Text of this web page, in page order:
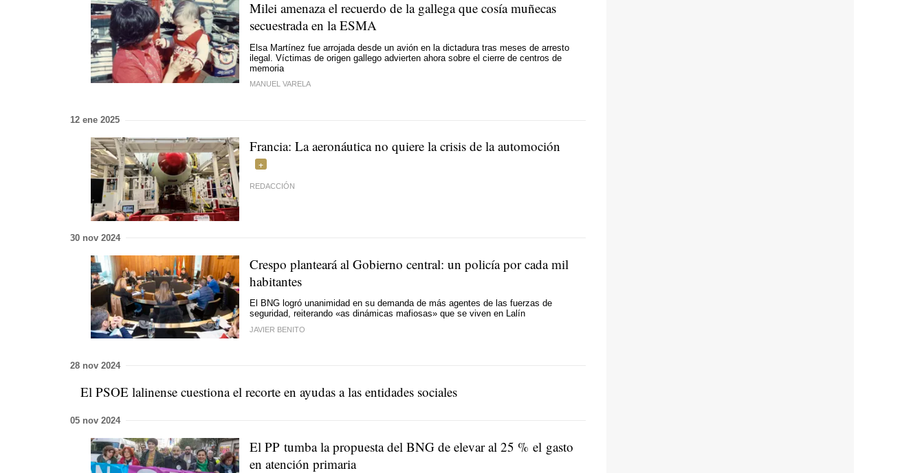
Milei amenaza el recuerdo de la gallega que cosía muñecas
secuestrada en la ESMA
Elsa Martínez fue arrojada desde un avión en la dictadura tras meses de arresto
ilegal. Víctimas de origen gallego advierten ahora sobre el cierre de centros de
memoria
MANUEL VARELA
12 ene 2025
Francia: La aeronáutica no quiere la crisis de la automoción
REDACCIÓN
30 nov 2024
Crespo planteará al Gobierno central: un policía por cada mil
habitantes
El BNG logró unanimidad en su demanda de más agentes de las fuerzas de
seguridad, reiterando «as dinámicas mafiosas» que se viven en Lalín
JAVIER BENITO
28 nov 2024
El PSOE lalinense cuestiona el recorte en ayudas a las entidades sociales
05 nov 2024
El PP tumba la propuesta del BNG de elevar al 25 % el gasto
en atención primaria